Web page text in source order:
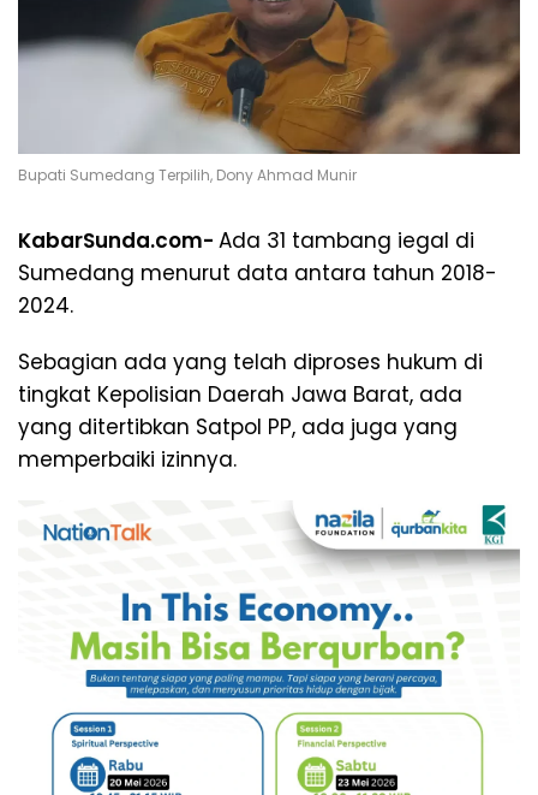
Bupati Sumedang Terpilih, Dony Ahmad Munir
KabarSunda.com- Ada 31 tambang iegal di
Sumedang menurut data antara tahun 2018-
2024.
Sebagian ada yang telah diproses hukum di
tingkat Kepolisian Daerah Jawa Barat, ada
yang ditertibkan Satpol PP, ada juga yang
memperbaiki izinnya.